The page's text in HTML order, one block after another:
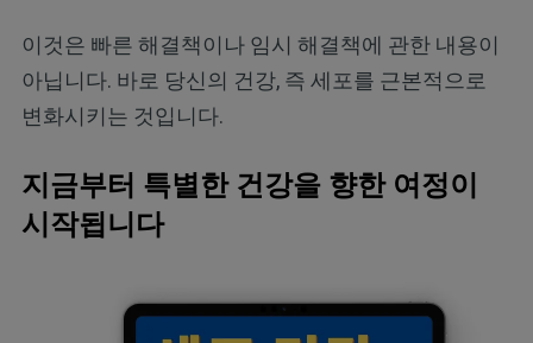
이것은 빠른 해결책이나 임시 해결책에 관한 내용이
아닙니다. 바로 당신의 건강, 즉 세포를 근본적으로
변화시키는 것입니다.
지금부터 특별한 건강을 향한 여정이
시작됩니다